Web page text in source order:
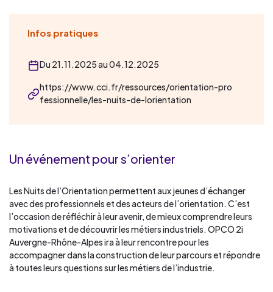
Infos pratiques
Du 21.11.2025 au 04.12.2025
https://www.cci.fr/ressources/orientation-pro
fessionnelle/les-nuits-de-lorientation
Un événement pour s’orienter
Les Nuits de l’Orientation permettent aux jeunes d’échanger
avec des professionnels et des acteurs de l’orientation. C’est
l’occasion de réfléchir à leur avenir, de mieux comprendre leurs
motivations et de découvrir les métiers industriels. OPCO 2i
Auvergne-Rhône-Alpes ira à leur rencontre pour les
accompagner dans la construction de leur parcours et répondre
à toutes leurs questions sur les métiers de l’industrie.